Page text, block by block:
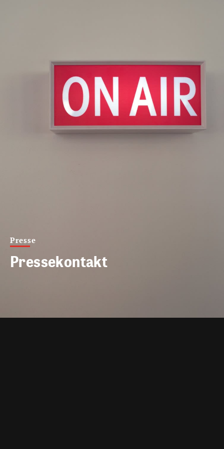
Presse
Pressekontakt